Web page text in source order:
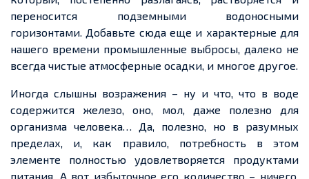
переносится подземными водоносными
горизонтами. Добавьте сюда еще и характерные для
нашего времени промышленные выбросы, далеко не
всегда чистые атмосферные осадки, и многое другое.
Иногда слышны возражения – ну и что, что в воде
содержится железо, оно, мол, даже полезно для
организма человека… Да, полезно, но в разумных
пределах, и, как правило, потребность в этом
элементе полностью удовлетворяется продуктами
питания. А вот избыточное его количество – ничего,